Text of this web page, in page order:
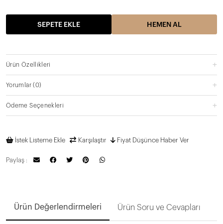
SEPETE EKLE HEMEN AL
Ürün Özellikleri
Yorumlar(0)
Ödeme Seçenekleri
İstek Listeme Ekle Karşılaştır Fiyat Düşünce Haber Ver
Paylaş :
Ürün Değerlendirmeleri Ürün Soru ve Cevapları